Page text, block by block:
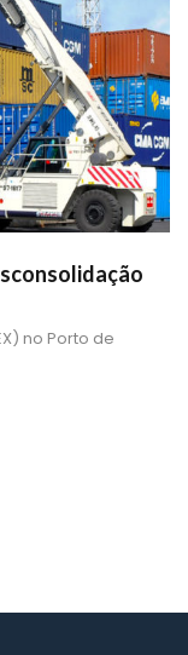
no Porto de